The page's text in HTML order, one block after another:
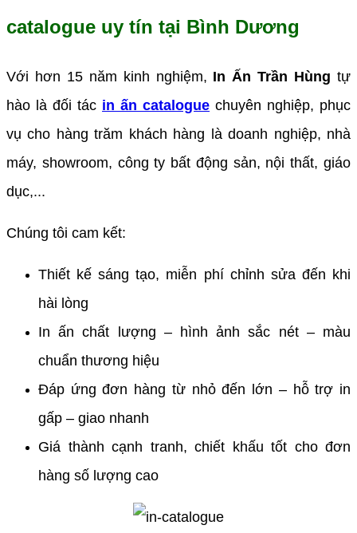
catalogue uy tín tại Bình Dương
Với hơn 15 năm kinh nghiệm, In Ấn Trần Hùng tự
hào là đối tác in ấn catalogue chuyên nghiệp, phục
vụ cho hàng trăm khách hàng là doanh nghiệp, nhà
máy, showroom, công ty bất động sản, nội thất, giáo
dục,...
Chúng tôi cam kết:
Thiết kế sáng tạo, miễn phí chỉnh sửa đến khi
hài lòng
In ấn chất lượng – hình ảnh sắc nét – màu
chuẩn thương hiệu
Đáp ứng đơn hàng từ nhỏ đến lớn – hỗ trợ in
gấp – giao nhanh
Giá thành cạnh tranh, chiết khấu tốt cho đơn
hàng số lượng cao